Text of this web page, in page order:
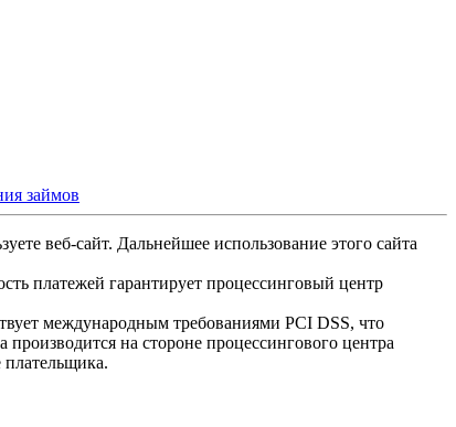
займов
веб-сайт. Дальнейшее использование этого сайта
платежей гарантирует процессинговый центр
международным требованиями PCI DSS, что
на стороне процессингового центра